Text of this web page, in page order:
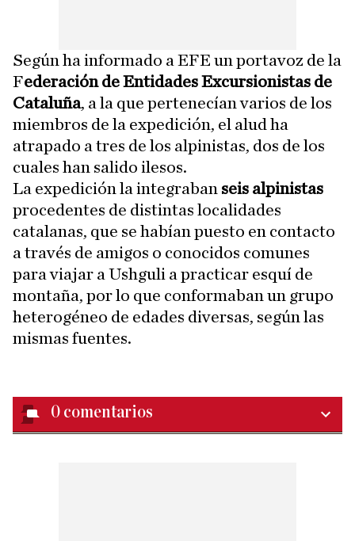
Según ha informado a EFE un portavoz de la
Federación de Entidades Excursionistas de
Cataluña, a la que pertenecían varios de los
miembros de la expedición, el alud ha
atrapado a tres de los alpinistas, dos de los
cuales han salido ilesos.
La expedición la integraban seis alpinistas
procedentes de distintas localidades
catalanas, que se habían puesto en contacto
a través de amigos o conocidos comunes
para viajar a Ushguli a practicar esquí de
montaña, por lo que conformaban un grupo
heterogéneo de edades diversas, según las
mismas fuentes.
0 comentarios